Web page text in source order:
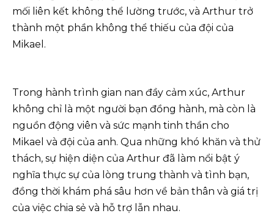
mối liên kết không thể lường trước, và Arthur trở
thành một phần không thể thiếu của đội của
Mikael.
Trong hành trình gian nan đầy cảm xúc, Arthur
không chỉ là một người bạn đồng hành, mà còn là
nguồn động viên và sức mạnh tinh thần cho
Mikael và đội của anh. Qua những khó khăn và thử
thách, sự hiện diện của Arthur đã làm nổi bật ý
nghĩa thực sự của lòng trung thành và tình bạn,
đồng thời khám phá sâu hơn về bản thân và giá trị
của việc chia sẻ và hỗ trợ lẫn nhau.